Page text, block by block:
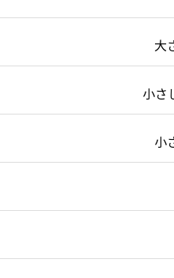
大
小さ
小